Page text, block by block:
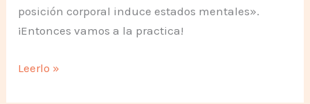
posición corporal induce estados mentales».
¡Entonces vamos a la practica!
Posiciones
Leerlo »